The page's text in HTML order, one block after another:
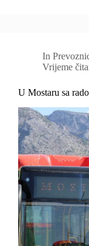
In
Vrijeme
U Mostaru sa